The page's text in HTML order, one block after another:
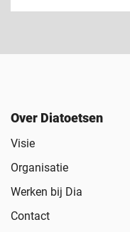
Over Diatoetsen
Visie
Organisatie
Werken bij Dia
Contact